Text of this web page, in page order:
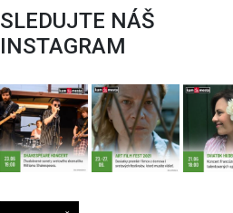
SLEDUJTE NÁŠ
INSTAGRAM